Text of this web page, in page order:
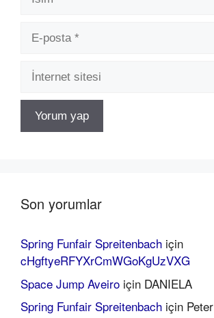
posta
İnternet
sitesi
Son yorumlar
Spring Funfair Spreitenbach için
cHgftyeRFYXrCmWGoKgUzVXG
Space Jump Aveiro için DANIELA
Spring Funfair Spreitenbach için Peter